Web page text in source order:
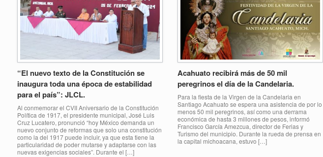
“El nuevo texto de la Constitución se
inaugura toda una época de estabilidad
para el país”: JLCL.
Al conmemorar el CVII Aniversario de la Constitución
Política de 1917, el presidente municipal, José Luis
Cruz Lucatero, pronunció “hoy México demanda un
nuevo conjunto de reformas que solo una constitución
como la del 1917 puede incluir, ya que esta tiene la
particularidad de poder mutarse y adaptarse con las
nuevas exigencias sociales”. Durante el […]
Acahuato recibirá más de 50 mil
peregrinos el día de la Candelaria.
Para la fiesta de la Virgen de la Candelaria en
Santiago Acahuato se espera una asistencia de por lo
menos 50 mil peregrinos, así como una derrama
económica de hasta 3 millones de pesos, informó
Francisco García Amezcua, director de Ferias y
Turismo del municipio. Durante la rueda de prensa en
la capital michoacana, estuvo […]